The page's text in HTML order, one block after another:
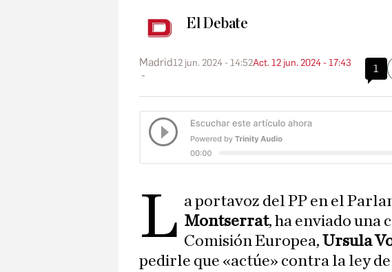
El Debate
Madrid12 jun. 2024 - 14:52Act. 12 jun. 2024 - 17:43 1
L a portavoz del PP en el
Montserrat, ha enviado una
Comisión Europea,Ursula
pedirle que «actúe» contra la ley